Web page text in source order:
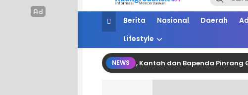
Ruang Redaksi
Informasi Mencerdaskan
Berita Nasional Daerah
Lifestyle
NEWS
Pertanahan dan Perpajakan, Kantah dan Bapenda Pinrang Garap